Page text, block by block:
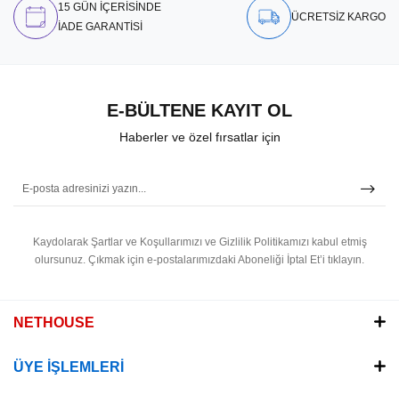
15 GÜN İÇERİSİNDE
İADE GARANTİSİ
ÜCRETSİZ KARGO
E-BÜLTENE KAYIT OL
Haberler ve özel fırsatlar için
Kaydolarak Şartlar ve Koşullarımızı ve Gizlilik Politikamızı kabul etmiş
olursunuz. Çıkmak için e-postalarımızdaki Aboneliği İptal Et’i tıklayın.
NETHOUSE
ÜYE İŞLEMLERİ